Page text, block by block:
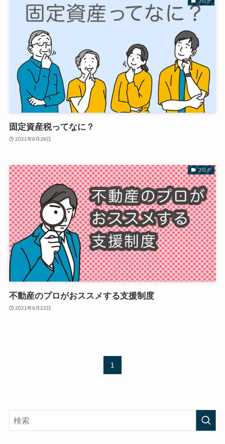
固定資産税ってなに？
2021年9月28日
ブログ
不動産のプロがおススメする支援制度
2021年9月22日
1